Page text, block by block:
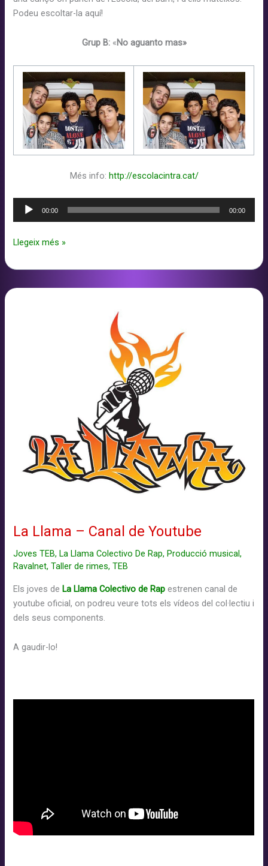
Podeuescoltar-la aquí!
Grup B:«No aguanto mas»
Més info: http://escolacintra.cat/
Reproductor
00:00 00:00
Taller
Rimes
Llegeix més »
La Llama – Canal de Youtube
Joves TEB,La Llama Colectivo De Rap,Producció musical,
Ravalnet,Taller de rimes,TEB
Els joves deLa Llama Colectivo de Rap estrenen canal de
youtube oficial, on podreu veure tots els vídeos del col·lectiu i
dels seus components.
Agaudir-lo!